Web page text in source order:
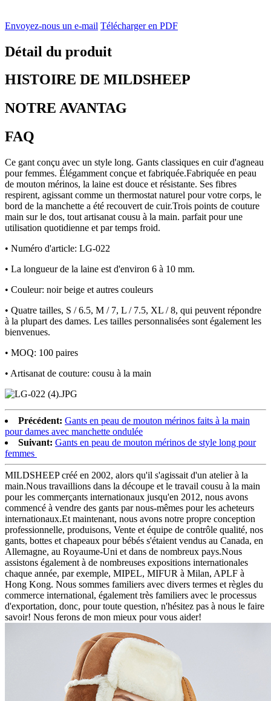
Envoyez-nous un e-mail Télécharger en PDF
Détail du produit
HISTOIRE DE MILDSHEEP
NOTRE AVANTAG
FAQ
Ce gant conçu avec un style long. Gants classiques en cuir d'agneau
pour femmes. Élégamment conçue et fabriquée.Fabriquée en peau
de mouton mérinos, la laine est douce et résistante. Ses fibres
respirent, agissant comme un thermostat naturel pour votre corps, le
bord de la manchette a été recouvert de cuir.Trois points de couture
main sur le dos, tout artisanat cousu à la main. parfait pour une
utilisation quotidienne et par temps froid.
• Numéro d'article: LG-022
• La longueur de la laine est d'environ 6 à 10 mm.
• Couleur: noir beige et autres couleurs
• Quatre tailles, S / 6.5, M / 7, L / 7.5, XL / 8, qui peuvent répondre
à la plupart des dames. Les tailles personnalisées sont également les
bienvenues.
• MOQ: 100 paires
• Artisanat de couture: cousu à la main
Précédent: Gants en peau de mouton mérinos faits à la main
pour dames avec manchette ondulée
Suivant: Gants en peau de mouton mérinos de style long pour
femmes
MILDSHEEP créé en 2002, alors qu'il s'agissait d'un atelier à la
main.Nous travaillions dans la découpe et le travail cousu à la main
pour les commerçants internationaux jusqu'en 2012, nous avons
commencé à vendre des gants par nous-mêmes pour les acheteurs
internationaux.Et maintenant, nous avons notre propre conception
professionnelle, produisons, Vente et équipe de contrôle qualité, nos
gants, bottes et chapeaux pour bébés s'étaient vendus au Canada, en
Allemagne, au Royaume-Uni et dans de nombreux pays.Nous
assistons également à de nombreuses expositions internationales
chaque année, par exemple, MIPEL, MIFUR à Milan, APLF à
Hong Kong. Nous sommes familiers avec divers termes et règles du
commerce international, également très familiers avec le processus
d'exportation, donc, pour toute question, n'hésitez pas à nous le faire
savoir! Nous ferons de mon mieux pour vous aider!